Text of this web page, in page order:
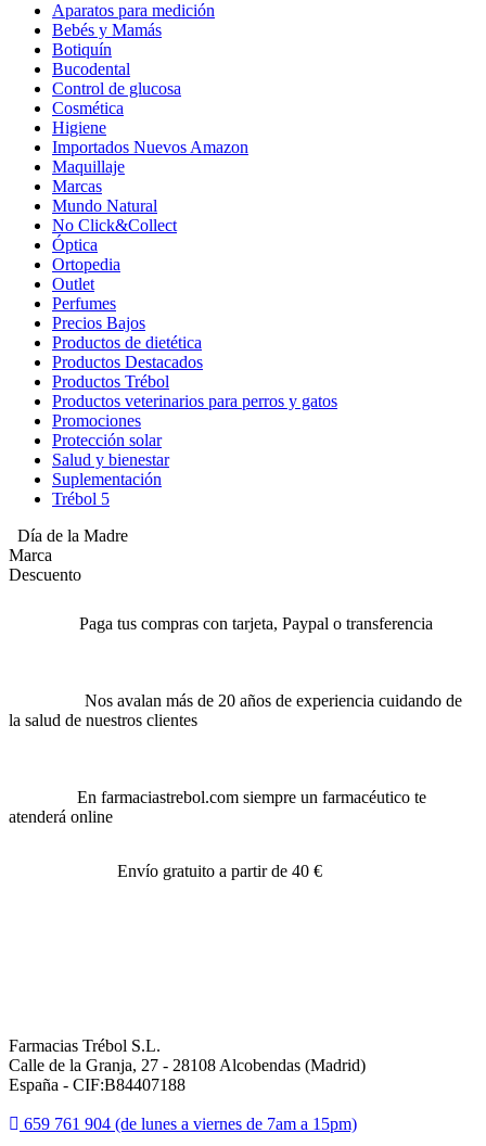
Aparatos para medición
Bebés y Mamás
Botiquín
Bucodental
Control de glucosa
Cosmética
Higiene
Importados Nuevos Amazon
Maquillaje
Marcas
Mundo Natural
No Click&Collect
Óptica
Ortopedia
Outlet
Perfumes
Precios Bajos
Productos de dietética
Productos Destacados
Productos Trébol
Productos veterinarios para perros y gatos
Promociones
Protección solar
Salud y bienestar
Suplementación
Trébol 5
Día de la Madre
Marca
Descuento
Paga tus compras con tarjeta, Paypal o transferencia
Nos avalan más de 20 años de experiencia cuidando de
la salud de nuestros clientes
En farmaciastrebol.com siempre un farmacéutico te
atenderá online
Envío gratuito a partir de 40 €
Farmacias Trébol S.L.
Calle de la Granja, 27 - 28108 Alcobendas (Madrid)
España - CIF:B84407188
659 761 904 (de lunes a viernes de 7am a 15pm)